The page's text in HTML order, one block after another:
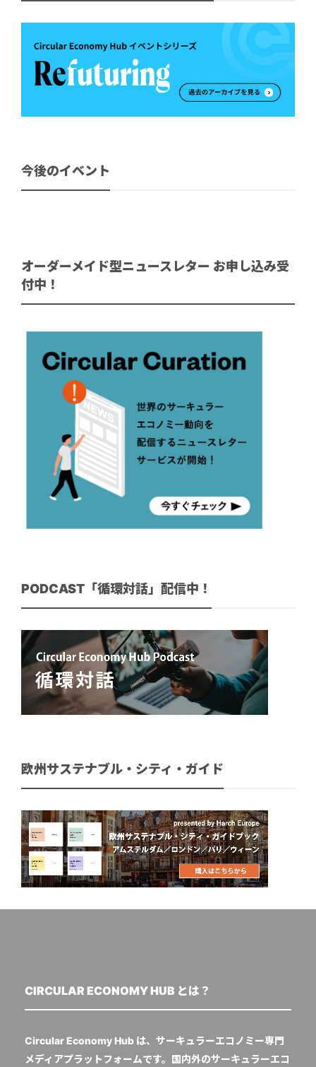
今後のイベント
オーダーメイド型ニュースレター お申し込み受
付中！
PODCAST「循環対話」配信中！
欧州サステナブル・シティ・ガイド
CIRCULAR ECONOMY HUB とは？
Circular Economy Hub は、サーキュラーエコノミー専門
メディアプラットフォームです。国内外のサーキュラーエコ